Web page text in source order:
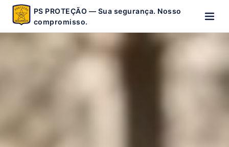
PS PROTEÇÃO — Sua segurança. Nosso
compromisso.